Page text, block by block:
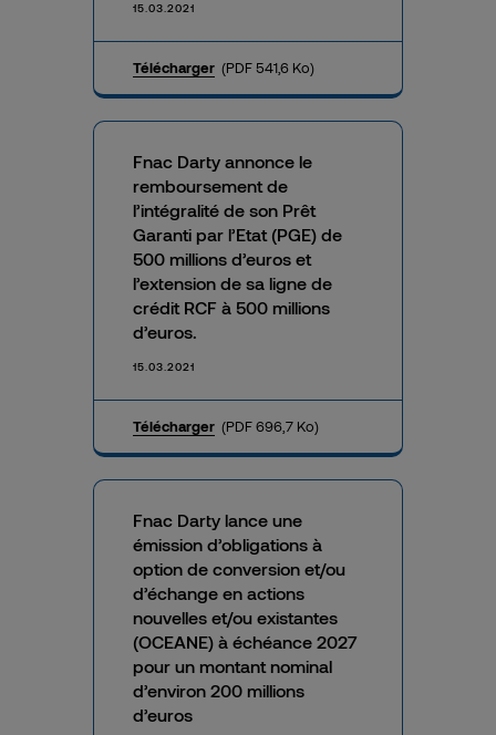
15.03.2021
Télécharger (PDF 541,6 Ko)
Fnac Darty annonce le
remboursement de
l’intégralité de son Prêt
Garanti par l’Etat (PGE) de
500 millions d’euros et
l’extension de sa ligne de
crédit RCF à 500 millions
d’euros.
15.03.2021
Télécharger (PDF 696,7 Ko)
Fnac Darty lance une
émission d’obligations à
option de conversion et/ou
d’échange en actions
nouvelles et/ou existantes
(OCEANE) à échéance 2027
pour un montant nominal
d’environ 200 millions
d’euros